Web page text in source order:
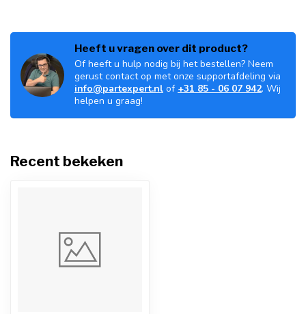
Heeft u vragen over dit product?
Of heeft u hulp nodig bij het bestellen? Neem
gerust contact op met onze supportafdeling via
info@partexpert.nl of +31 85 - 06 07 942. Wij
helpen u graag!
Recent bekeken